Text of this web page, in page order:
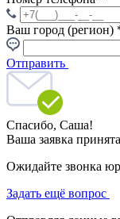
Ваш город (регион)
Отправить
Спасибо, Саша!
Ваша заявка принята
Ожидайте звонка
Задать ещё вопрос